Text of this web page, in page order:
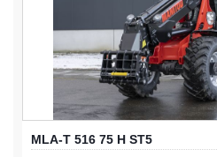
MLA-T 516 75 H ST5